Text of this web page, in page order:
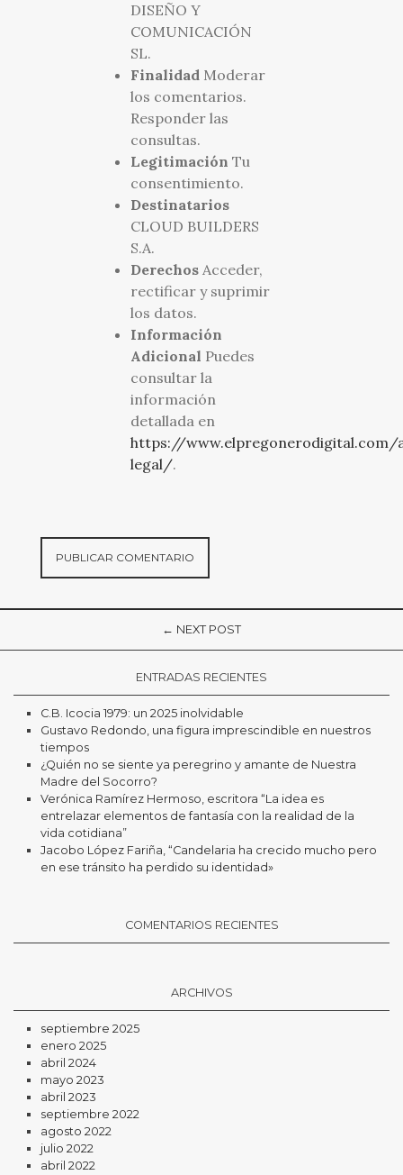
DISEÑO Y
COMUNICACIÓN
SL.
FinalidadModerar
los comentarios.
Responder las
consultas.
Legitimación Tu
consentimiento.
Destinatarios
CLOUD BUILDERS
S.A.
DerechosAcceder,
rectificar y suprimir
los datos.
Información
Adicional Puedes
consultar la
información
detallada en
https://www.elpregonerodigital.com/
legal/.
← NEXT POST
ENTRADAS RECIENTES
C.B. Icocia 1979: un 2025 inolvidable
Gustavo Redondo, una figura imprescindible en nuestros
tiempos
¿Quién no se siente ya peregrino y amante de Nuestra
Madre del Socorro?
Verónica Ramírez Hermoso, escritora “La idea es
entrelazar elementos de fantasía con la realidad de la
vida cotidiana”
Jacobo López Fariña, “Candelaria ha crecido mucho pero
en ese tránsito ha perdido su identidad»
COMENTARIOS RECIENTES
ARCHIVOS
septiembre 2025
enero 2025
abril 2024
mayo 2023
abril 2023
septiembre 2022
agosto 2022
julio 2022
abril 2022